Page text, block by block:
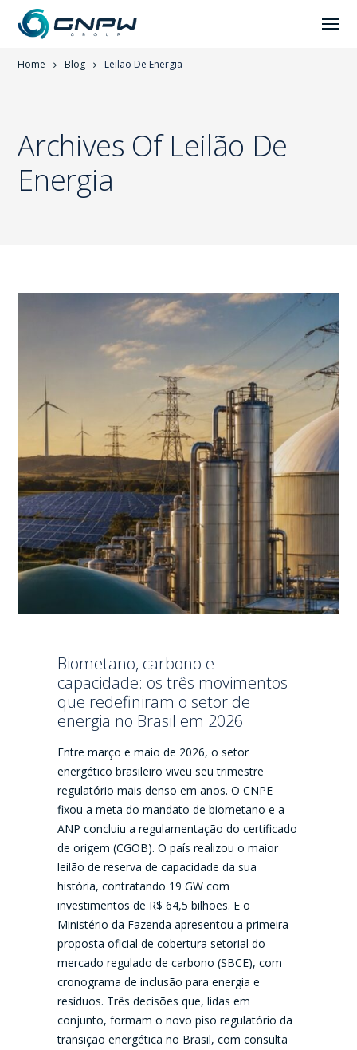
Home Blog Leilão De Energia
Archives Of Leilão De
Energia
Biometano, carbono e
capacidade: os três movimentos
que redefiniram o setor de
energia no Brasil em 2026
Entre março e maio de 2026, o setor
energético brasileiro viveu seu trimestre
regulatório mais denso em anos. O CNPE
fixou a meta do mandato de biometano e a
ANP concluiu a regulamentação do certificado
de origem (CGOB). O país realizou o maior
leilão de reserva de capacidade da sua
história, contratando 19 GW com
investimentos de R$ 64,5 bilhões. E o
Ministério da Fazenda apresentou a primeira
proposta oficial de cobertura setorial do
mercado regulado de carbono (SBCE), com
cronograma de inclusão para energia e
resíduos. Três decisões que, lidas em
conjunto, formam o novo piso regulatório da
transição energética no Brasil, com consulta